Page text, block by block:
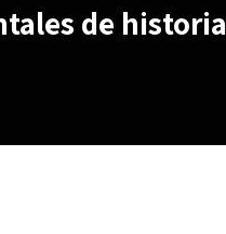
de historia